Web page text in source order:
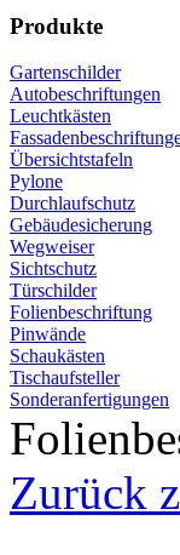
Produkte
Gartenschilder
Autobeschriftungen
Leuchtkästen
Übersichtstafeln
Pylone
Durchlaufschutz
Gebäudesicherung
Wegweiser
Sichtschutz
Türschilder
Folienbeschriftung
Pinwände
Schaukästen
Tischaufsteller
Sonderanfertigungen
Zurück